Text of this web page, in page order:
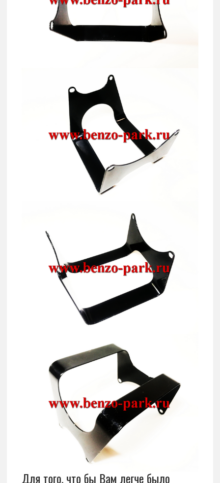
Для того, что бы Вам легче было